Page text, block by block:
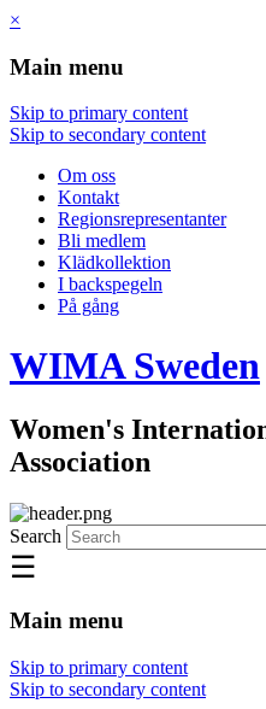
×
Main menu
Skip to primary content
Skip to secondary content
Om oss
Kontakt
Regionsrepresentanter
Bli medlem
Klädkollektion
I backspegeln
På gång
WIMA Sweden
Women's
Association
Search
☰
Main menu
Skip to primary content
Skip to secondary content